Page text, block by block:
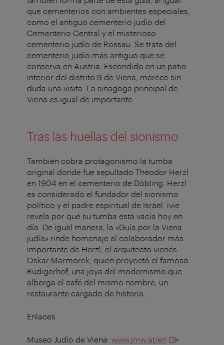
que cementerios con ambientes especiales,
como el antiguo cementerio judío del
Cementerio Central y el misterioso
cementerio judío de Rossau. Se trata del
cementerio judío más antiguo que se
conserva en Austria. Escondido en un patio
interior del distrito 9 de Viena, merece sin
duda una visita. La sinagoga principal de
Viena es igual de importante.
Tras las huellas del sionismo
También cobra protagonismo la tumba
original donde fue sepultado Theodor Herzl
en 1904 en el cementerio de Döbling. Herzl
es considerado el fundador del sionismo
político y el padre espiritual de Israel. ivie
revela por qué su tumba está vacía hoy en
día. De igual manera, la «Guía por la Viena
judía» rinde homenaje al colaborador más
importante de Herzl, el arquitecto vienés
Oskar Marmorek, quien proyectó el famoso
Rüdigerhof, una joya del modernismo que
alberga el café del mismo nombre, un
restaurante cargado de historia.
Enlaces
Museo Judío de Viena: www.jmw.at/en